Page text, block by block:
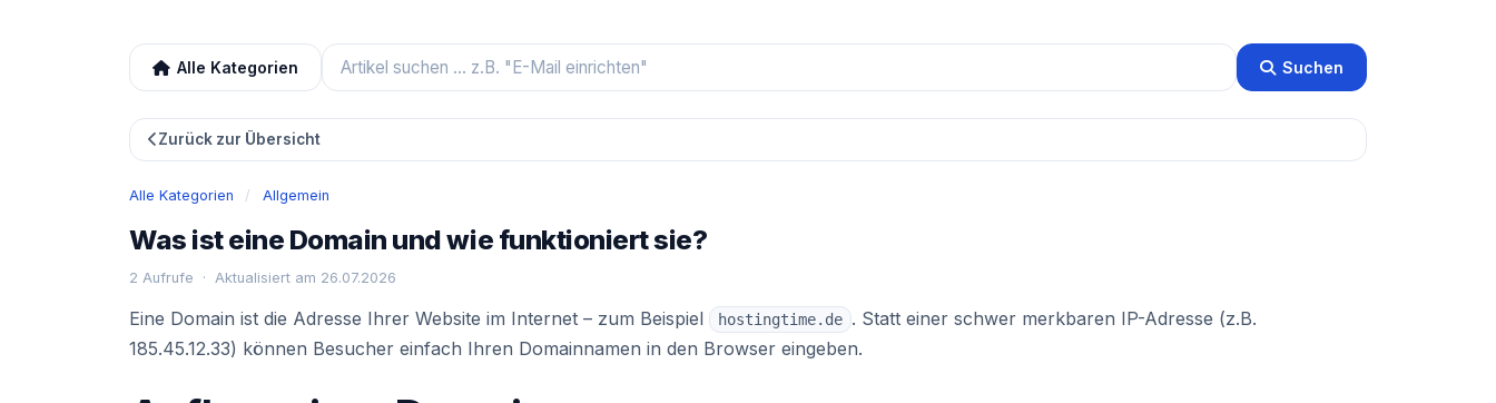
Alle Kategorien Suchen
Zurück zur Übersicht
Alle Kategorien / Allgemein
Was ist eine Domain und wie funktioniert sie?
2 Aufrufe · Aktualisiert am 26.07.2026
Eine Domain ist die Adresse Ihrer Website im Internet – zum Beispiel hostingtime.de . Statt einer schwer merkbaren IP-Adresse (z.B.
185.45.12.33) können Besucher einfach Ihren Domainnamen in den Browser eingeben.